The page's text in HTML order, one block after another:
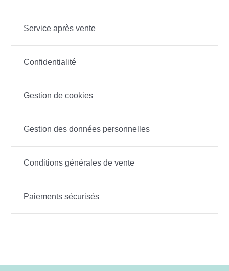
Service après vente
Confidentialité
Gestion de cookies
Gestion des données personnelles
Conditions générales de vente
Paiements sécurisés